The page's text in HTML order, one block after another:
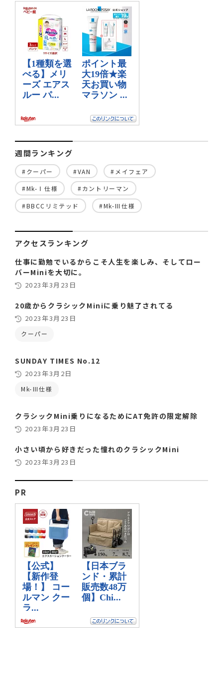
週間ランキング
#クーパー #VAN #メイフェア
#Mk-Ⅰ仕様 #カントリーマン
#BBCCリミテッド #Mk-Ⅲ仕様
アクセスランキング
仕事に勤勉でいるからこそ人生を楽しみ、そしてロー
バーMiniを大切に。
2023年3月23日
20歳からクラシックMiniに乗り魅了されてる
2023年3月23日
クーパー
SUNDAY TIMES No.12
2023年3月2日
Mk-Ⅲ仕様
クラシックMini乗りになるためにAT免許の限定解除
2023年3月23日
小さい頃から好きだった憧れのクラシックMini
2023年3月23日
PR